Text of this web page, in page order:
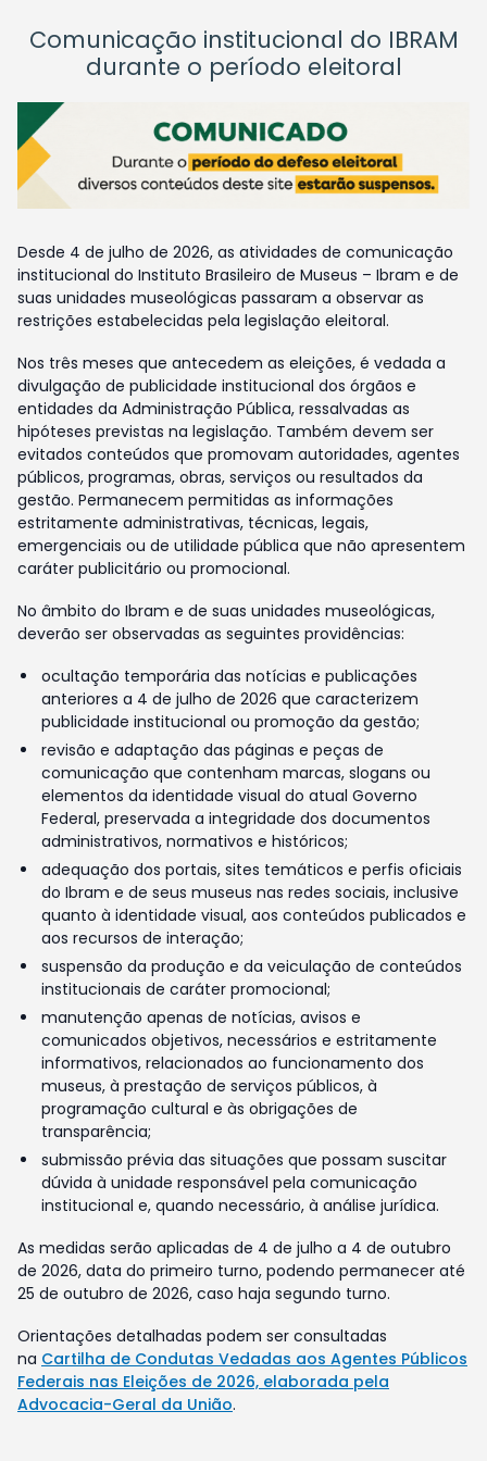
Comunicação institucional do IBRAM
durante o período eleitoral
Desde 4 de julho de 2026, as atividades de comunicação
institucional do Instituto Brasileiro de Museus – Ibram e de
suas unidades museológicas passaram a observar as
restrições estabelecidas pela legislação eleitoral.
Nos três meses que antecedem as eleições, é vedada a
divulgação de publicidade institucional dos órgãos e
entidades da Administração Pública, ressalvadas as
hipóteses previstas na legislação. Também devem ser
evitados conteúdos que promovam autoridades, agentes
públicos, programas, obras, serviços ou resultados da
gestão. Permanecem permitidas as informações
estritamente administrativas, técnicas, legais,
emergenciais ou de utilidade pública que não apresentem
caráter publicitário ou promocional.
No âmbito do Ibram e de suas unidades museológicas,
deverão ser observadas as seguintes providências:
ocultação temporária das notícias e publicações
anteriores a 4 de julho de 2026 que caracterizem
publicidade institucional ou promoção da gestão;
revisão e adaptação das páginas e peças de
comunicação que contenham marcas, slogans ou
elementos da identidade visual do atual Governo
Federal, preservada a integridade dos documentos
administrativos, normativos e históricos;
adequação dos portais, sites temáticos e perfis oficiais
do Ibram e de seus museus nas redes sociais, inclusive
quanto à identidade visual, aos conteúdos publicados e
aos recursos de interação;
suspensão da produção e da veiculação de conteúdos
institucionais de caráter promocional;
manutenção apenas de notícias, avisos e
comunicados objetivos, necessários e estritamente
informativos, relacionados ao funcionamento dos
museus, à prestação de serviços públicos, à
programação cultural e às obrigações de
transparência;
submissão prévia das situações que possam suscitar
dúvida à unidade responsável pela comunicação
institucional e, quando necessário, à análise jurídica.
As medidas serão aplicadas de 4 de julho a 4 de outubro
de 2026, data do primeiro turno, podendo permanecer até
25 de outubro de 2026, caso haja segundo turno.
Orientações detalhadas podem ser consultadas
na Cartilha de Condutas Vedadas aos Agentes Públicos
Federais nas Eleições de 2026, elaborada pela
Advocacia-Geral da União.